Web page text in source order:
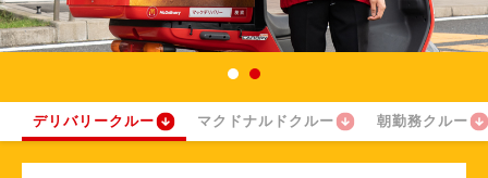
デリバリークルー マクドナルドクルー 朝勤務クルー